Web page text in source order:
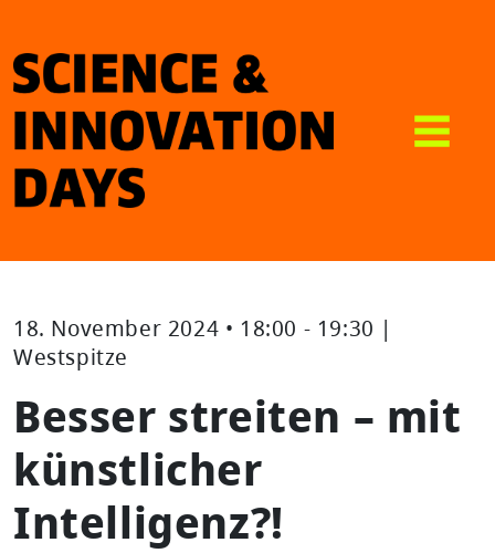
18. November 2024 • 18:00 - 19:30 |
Westspitze
Besser streiten – mit
künstlicher
Intelligenz?!